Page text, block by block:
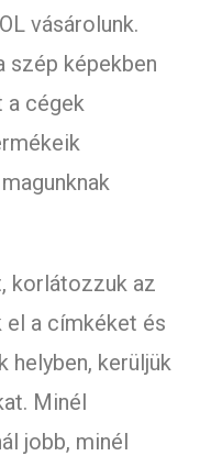
vásárolunk.
szép képekben
a cégek
korlátozzuk az
el a címkéket és
helyben, kerüljük
Minél
jobb, minél